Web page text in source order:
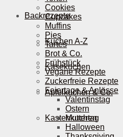
Backrezepte
Kuchen A-Z
Käsekuchen
Apfelkuchen & Co.
Kastenkuchen
Cookies
Cupcakes
Muffins
Pies
Tartes
Brot & Co.
Frühstück
Vegane Rezepte
Zuckerfreie Rezepte
Feiertage & Anlässe
Valentinstag
Ostern
Muttertag
Halloween